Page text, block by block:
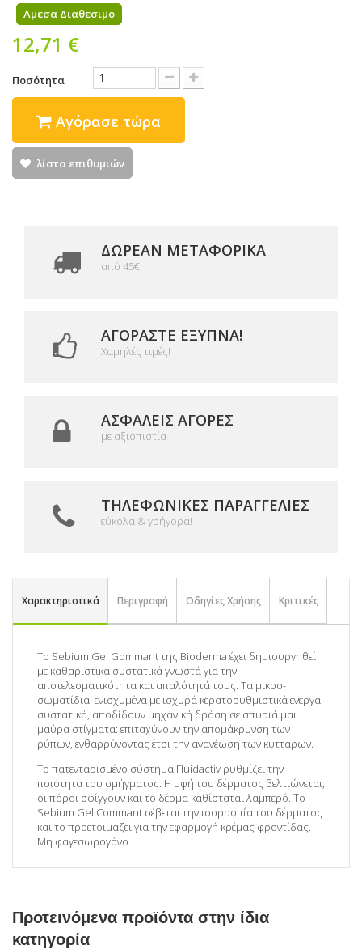
Αμεσα Διαθεσιμο
12,71 €
Ποσότητα
Αγόρασε τώρα
λίστα επιθυμιών
ΔΩΡΕΑΝ ΜΕΤΑΦΟΡΙΚΆ
από 45€
ΑΓΟΡΆΣΤΕ ΈΞΥΠΝΑ!
Χαμηλές τιμές!
ΑΣΦΑΛΕΊΣ ΑΓΟΡΈΣ
με αξιοπιστία
ΤΗΛΕΦΩΝΙΚΈΣ ΠΑΡΑΓΓΕΛΊΕΣ
εύκολα & γρήγορα!
Χαρακτηριστικά Περιγραφή Οδηγίες Χρήσης Κριτικές
Το Sebium Gel Gommant της Bioderma έχει δημιουργηθεί
με καθαριστικά συστατικά γνωστά για την
αποτελεσματικότητα και απαλότητά τους. Τα μικρο-
σωματίδια, ενισχυμένα με ισχυρά κερατορυθμιστικά ενεργά
συστατικά, αποδίδουν μηχανική δράση σε σπυριά μαι
μαύρα στίγματα: επιταχύνουν την απομάκρυνση των
ρύπων, ενθαρρύνοντας έτσι την ανανέωση των κυττάρων.
Το πατενταρισμένο σύστημα Fluidactiv ρυθμίζει την
ποιότητα του σμήγματος. Η υφή του δέρματος βελτιώνεται,
οι πόροι σφίγγουν και το δέρμα καθίσταται λαμπερό. Το
Sebium Gel Commant σέβεται την ισορροπία του δέρματος
και το προετοιμάζει για την εφαρμογή κρέμας φροντίδας.
Μη φαγεσωρογόνο.
Προτεινόμενα προϊόντα στην ίδια
κατηγορία